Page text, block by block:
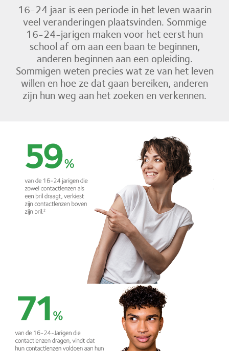
16-24 jaar is een periode in het leven waarin
veel veranderingen plaatsvinden. Sommige
16-24-jarigen maken voor het eerst hun
school af om aan een baan te beginnen,
anderen beginnen aan een opleiding.
Sommigen weten precies wat ze van het leven
willen en hoe ze dat gaan bereiken, anderen
zijn hun weg aan het zoeken en verkennen.